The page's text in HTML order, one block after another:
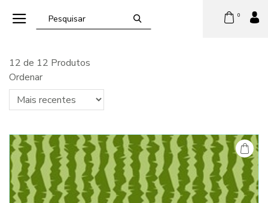
0
12 de 12 Produtos
Ordenar